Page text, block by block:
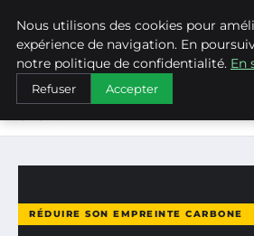
ACCUEIL
RÉDUIRE SON EMPREINTE
LES ÉCOUTEURS FILAIRES FONT
RÉDUIRE SON EMPREINTE CARBONE
Nous utilisons des cookies pour
expérience de navigation. En
notre politique de confidentialité. En
Refuser Accepter